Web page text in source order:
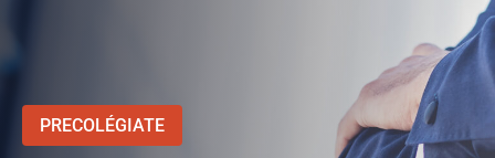
PRECOLÉGIATE